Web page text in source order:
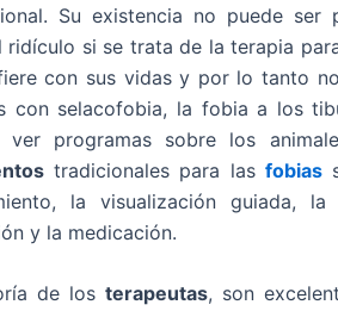
Su existencia no puede
ridículo si se trata de la terapia
con sus vidas y por lo tanto
con selacofobia, la fobia a los
programas sobre los
tradicionales para lasfobias
la visualización guiada, la
y la medicación.
de losterapeutas, son